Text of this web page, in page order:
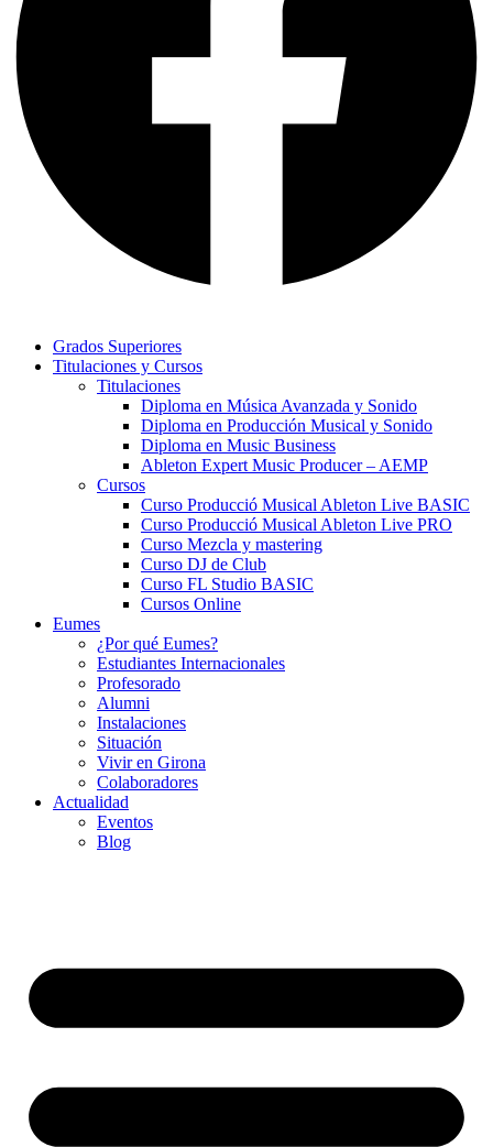
Grados Superiores
Titulaciones y Cursos
Titulaciones
Diploma en Música Avanzada y Sonido
Diploma en Producción Musical y Sonido
Diploma en Music Business
Ableton Expert Music Producer – AEMP
Cursos
Curso Producció Musical Ableton Live BASIC
Curso Producció Musical Ableton Live PRO
Curso Mezcla y mastering
Curso DJ de Club
Curso FL Studio BASIC
Cursos Online
Eumes
¿Por qué Eumes?
Estudiantes Internacionales
Profesorado
Alumni
Instalaciones
Situación
Vivir en Girona
Colaboradores
Actualidad
Eventos
Blog